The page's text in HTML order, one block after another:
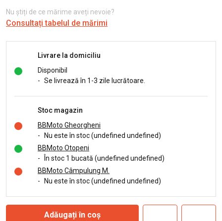
Nu știți de ce mărime aveți nevoie?
Consultați tabelul de mărimi
Livrare la domiciliu
Disponibil
- Se livrează în 1-3 zile lucrătoare.
Stoc magazin
BBMoto Gheorgheni
-
Nu este în stoc (undefined undefined)
BBMoto Otopeni
-
În stoc 1 bucată (undefined undefined)
BBMoto Câmpulung M.
-
Nu este în stoc (undefined undefined)
Adăugați în coș